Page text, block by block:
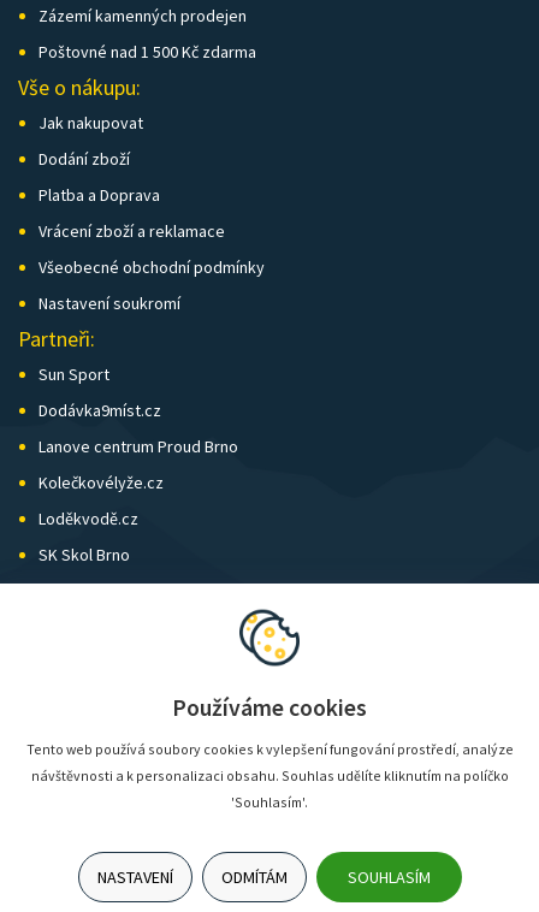
Zázemí kamenných prodejen
Poštovné nad 1 500 Kč zdarma
Vše o nákupu:
Jak nakupovat
Dodání zboží
Platba a Doprava
Vrácení zboží a reklamace
Všeobecné obchodní podmínky
Nastavení soukromí
Partneři:
Sun Sport
Dodávka9míst.cz
Lanove centrum Proud Brno
Kolečkovélyže.cz
Loděkvodě.cz
SK Skol Brno
Biatlon Brno
Používáme cookies
Tento web používá soubory cookies k vylepšení fungování prostředí, analýze
návštěvnosti a k personalizaci obsahu. Souhlas udělíte kliknutím na políčko
'Souhlasím'.
NASTAVENÍ ODMÍTÁM SOUHLASÍM